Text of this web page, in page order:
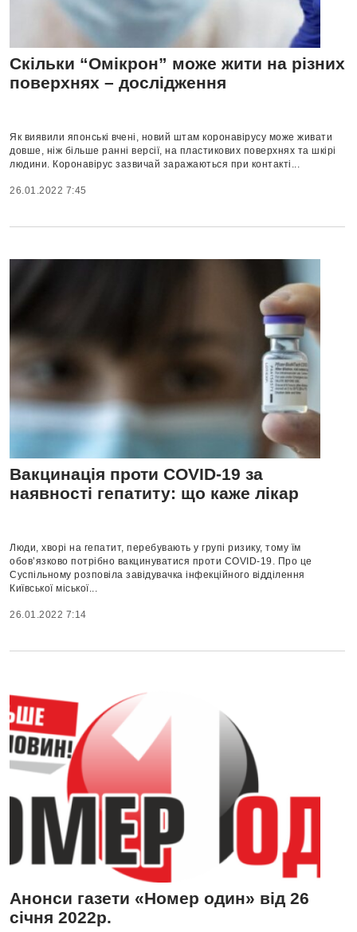
Скільки “Омікрон” може жити на різних
поверхнях – дослідження
Як виявили японські вчені, новий штам коронавірусу може живати
довше, ніж більше ранні версії, на пластикових поверхнях та шкірі
людини. Коронавірус зазвичай заражаються при контакті...
26.01.2022 7:45
Вакцинація проти COVID-19 за
наявності гепатиту: що каже лікар
Люди, хворі на гепатит, перебувають у групі ризику, тому їм
обов’язково потрібно вакцинуватися проти COVID-19. Про це
Суспільному розповіла завідувачка інфекційного відділення
Київської міської...
26.01.2022 7:14
Анонси газети «Номер один» від 26
січня 2022р.